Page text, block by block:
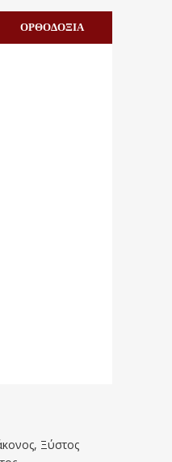
ΟΡΘΟΔΟΞΙΑ
Ξύστος